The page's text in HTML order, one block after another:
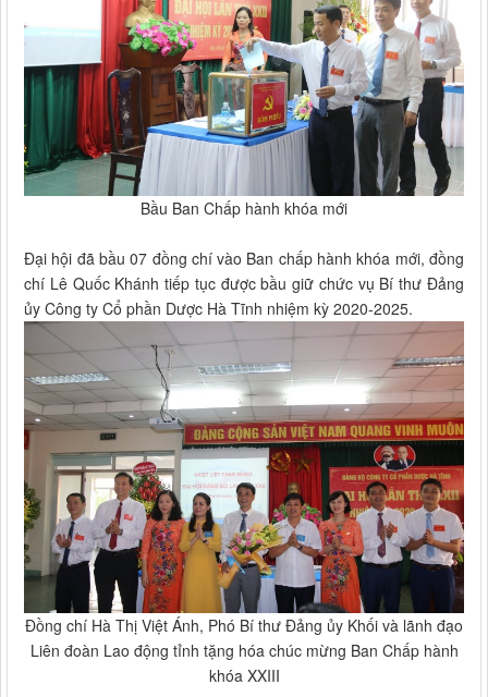
Bầu Ban Chấp hành khóa mới
Đại hội đã bầu 07 đồng chí vào Ban chấp hành khóa mới, đồng
chí Lê Quốc Khánh tiếp tục được bầu giữ chức vụ Bí thư Đảng
ủy Công ty Cổ phần Dược Hà Tĩnh nhiệm kỳ 2020-2025.
Đồng chí Hà Thị Việt Ánh, Phó Bí thư Đảng ủy Khối và lãnh đạo
Liên đoàn Lao động tỉnh tặng hóa chúc mừng Ban Chấp hành
khóa XXIII